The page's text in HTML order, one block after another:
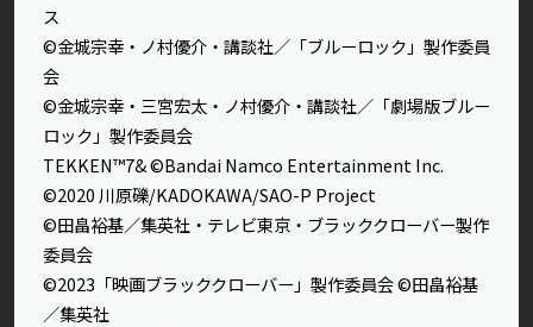
ス
©金城宗幸・ノ村優介・講談社／「ブルーロック」製作委員
会
©金城宗幸・三宮宏太・ノ村優介・講談社／「劇場版ブルー
ロック」製作委員会
TEKKEN™7& ©Bandai Namco Entertainment Inc.
©2020 川原礫/KADOKAWA/SAO-P Project
©田畠裕基／集英社・テレビ東京・ブラッククローバー製作
委員会
©2023「映画ブラッククローバー」製作委員会 ©田畠裕基
／集英社